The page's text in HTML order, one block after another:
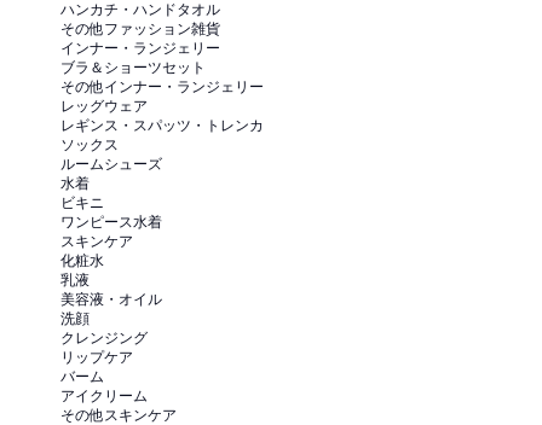
ハンカチ・ハンドタオル
その他ファッション雑貨
インナー・ランジェリー
ブラ＆ショーツセット
その他インナー・ランジェリー
レッグウェア
レギンス・スパッツ・トレンカ
ソックス
ルームシューズ
水着
ビキニ
ワンピース水着
スキンケア
化粧水
乳液
美容液・オイル
洗顔
クレンジング
リップケア
バーム
アイクリーム
その他スキンケア